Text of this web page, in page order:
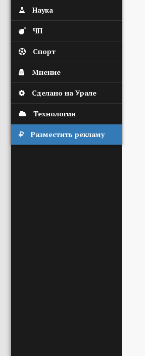
Наука
ЧП
Спорт
Мнение
Сделано на Урале
Технологии
Разместить рекламу